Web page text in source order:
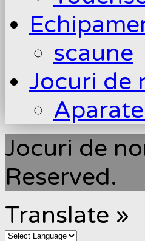
scaune
Jocuri de
Jocuri de
Reserved.
Translate »